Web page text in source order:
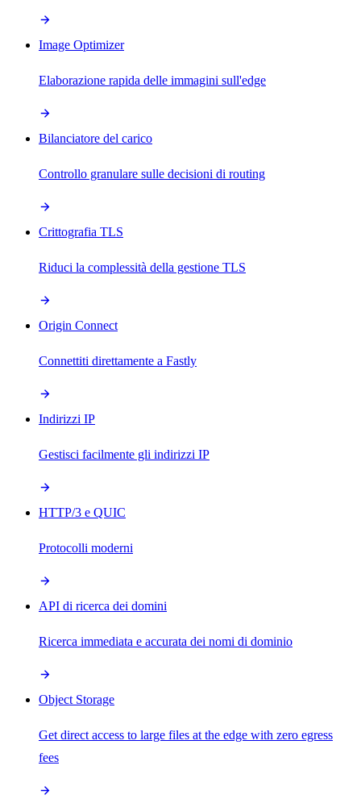
Image Optimizer
Elaborazione rapida delle immagini sull'edge
Bilanciatore del carico
Controllo granulare sulle decisioni di routing
Crittografia TLS
Riduci la complessità della gestione TLS
Origin Connect
Connettiti direttamente a Fastly
Indirizzi IP
Gestisci facilmente gli indirizzi IP
HTTP/3 e QUIC
Protocolli moderni
API di ricerca dei domini
Ricerca immediata e accurata dei nomi di dominio
Object Storage
Get direct access to large files at the edge with zero egress
fees